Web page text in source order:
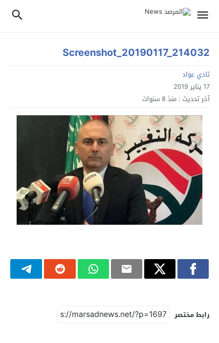
Screenshot_20190117_214032
تادي عواد
17 يناير 2019
آخر تحديث : منذ 8 سنوات
رابط مختصر